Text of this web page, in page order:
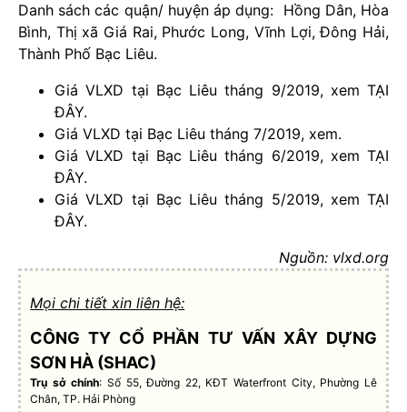
Danh sách các quận/ huyện áp dụng: Hồng Dân, Hòa
Bình, Thị xã Giá Rai, Phước Long, Vĩnh Lợi, Đông Hải,
Thành Phố Bạc Liêu.
Giá VLXD tại Bạc Liêu tháng 9/2019, xem TẠI
ĐÂY.
Giá VLXD tại Bạc Liêu tháng 7/2019, xem.
Giá VLXD tại Bạc Liêu tháng 6/2019, xem TẠI
ĐÂY.
Giá VLXD tại Bạc Liêu tháng 5/2019, xem TẠI
ĐÂY.
Nguồn: vlxd.org
Mọi chi tiết xin liên hệ:
CÔNG TY CỔ PHẦN TƯ VẤN XÂY DỰNG
SƠN HÀ (SHAC)
Trụ sở chính: Số 55, Đường 22, KĐT Waterfront City, Phường Lê
Chân, TP. Hải Phòng